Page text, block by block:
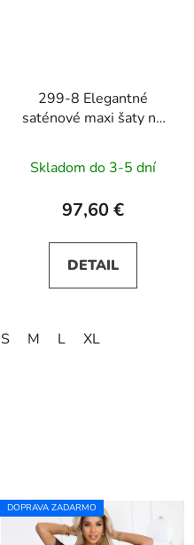
299-8 Elegantné
saténové maxi šaty na
zlaté
Skladom do 3-5 dní
97,60 €
DETAIL
S M L XL
DOPRAVA ZADARMO